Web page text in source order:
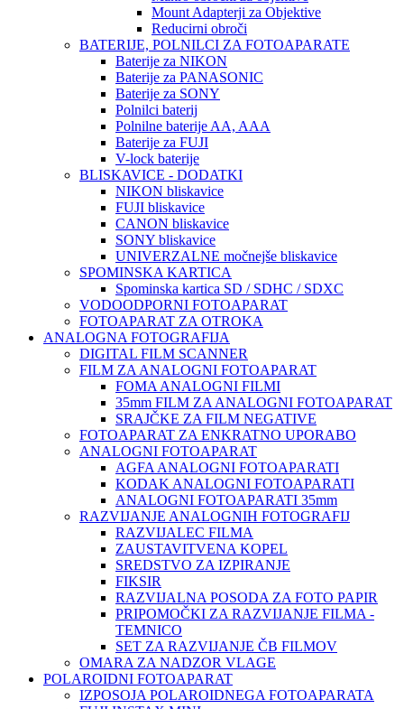
Mount Adapterji za Objektive
Reducirni obroči
BATERIJE, POLNILCI ZA FOTOAPARATE
Baterije za NIKON
Baterije za PANASONIC
Baterije za SONY
Polnilci baterij
Polnilne baterije AA, AAA
Baterije za FUJI
V-lock baterije
BLISKAVICE - DODATKI
NIKON bliskavice
FUJI bliskavice
CANON bliskavice
SONY bliskavice
UNIVERZALNE močnejše bliskavice
SPOMINSKA KARTICA
Spominska kartica SD / SDHC / SDXC
VODOODPORNI FOTOAPARAT
FOTOAPARAT ZA OTROKA
ANALOGNA FOTOGRAFIJA
DIGITAL FILM SCANNER
FILM ZA ANALOGNI FOTOAPARAT
FOMA ANALOGNI FILMI
35mm FILM ZA ANALOGNI FOTOAPARAT
SRAJČKE ZA FILM NEGATIVE
FOTOAPARAT ZA ENKRATNO UPORABO
ANALOGNI FOTOAPARAT
AGFA ANALOGNI FOTOAPARATI
KODAK ANALOGNI FOTOAPARATI
ANALOGNI FOTOAPARATI 35mm
RAZVIJANJE ANALOGNIH FOTOGRAFIJ
RAZVIJALEC FILMA
ZAUSTAVITVENA KOPEL
SREDSTVO ZA IZPIRANJE
FIKSIR
RAZVIJALNA POSODA ZA FOTO PAPIR
PRIPOMOČKI ZA RAZVIJANJE FILMA -
TEMNICO
SET ZA RAZVIJANJE ČB FILMOV
OMARA ZA NADZOR VLAGE
POLAROIDNI FOTOAPARAT
IZPOSOJA POLAROIDNEGA FOTOAPARATA